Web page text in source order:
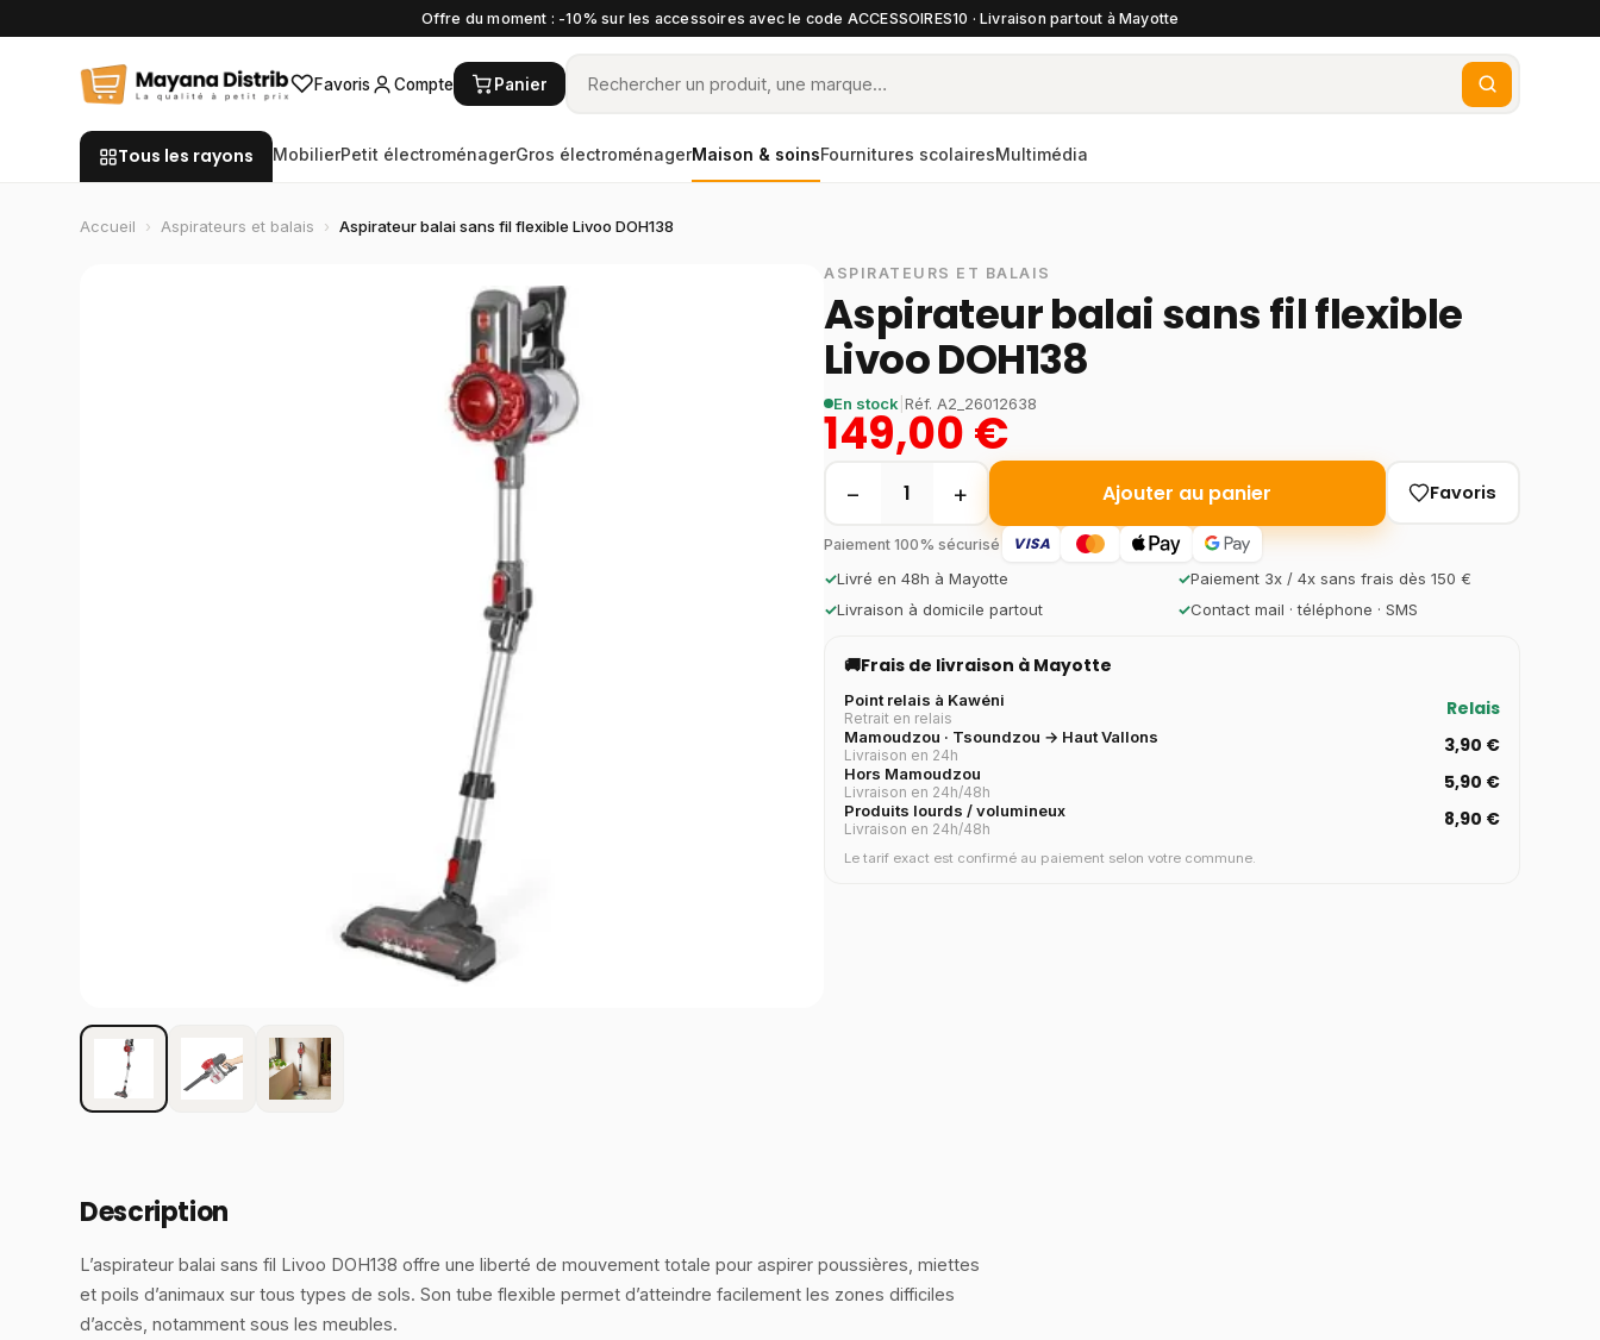
Offre du moment : -10% sur les accessoires avec le code ACCESSOIRES10 · Livraison partout à Mayotte
♡Favoris Compte Panier
Tous les rayons MobilierPetit électroménagerGros électroménagerMaison & soinsFournitures scolairesMultimédia
Accueil › Aspirateurs et balais › Aspirateur balai sans fil flexible Livoo DOH138
ASPIRATEURS ET BALAIS
Aspirateur balai sans fil flexible
Livoo DOH138
En stock Réf. A2_26012638
149,00 €
− 1 + Ajouter au panier Favoris
Paiement 100% sécurisé VISA
✓Livré en 48h à Mayotte ✓Paiement 3x / 4x sans frais dès 150 €
✓Livraison à domicile partout ✓Contact mail · téléphone · SMS
🚚Frais de livraison à Mayotte
Point relais à Kawéni
Retrait en relais Relais
Mamoudzou · Tsoundzou → Haut Vallons
Livraison en 24h 3,90 €
Hors Mamoudzou
Livraison en 24h/48h 5,90 €
Produits lourds / volumineux
Livraison en 24h/48h 8,90 €
Le tarif exact est confirmé au paiement selon votre commune.
Description
L’aspirateur balai sans fil Livoo DOH138 offre une liberté de mouvement totale pour aspirer poussières, miettes
et poils d’animaux sur tous types de sols. Son tube flexible permet d’atteindre facilement les zones difficiles
d’accès, notamment sous les meubles.